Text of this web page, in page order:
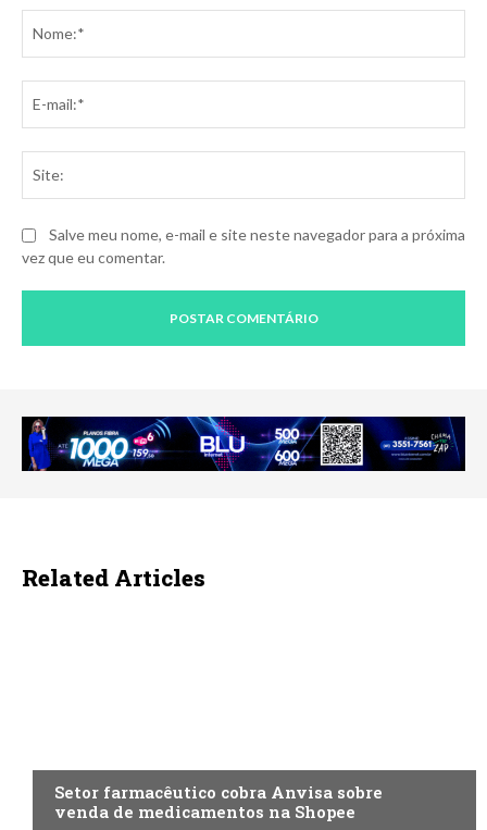
Salve meu nome, e-mail e site neste navegador para a próxima
vez que eu comentar.
Related Articles
Setor farmacêutico cobra Anvisa sobre
venda de medicamentos na Shopee